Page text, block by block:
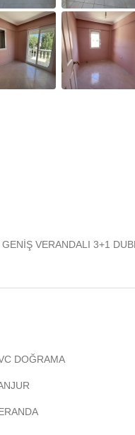
VERANDALI 3+1
DOĞRAMA